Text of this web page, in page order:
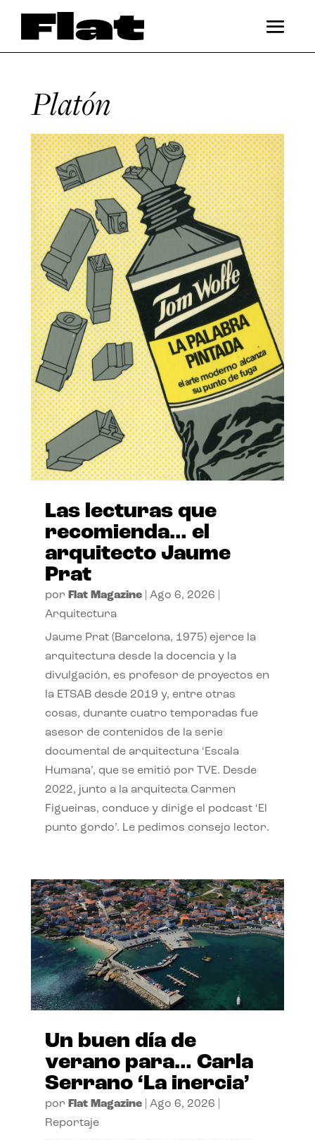
Platón
Las lecturas que
recomienda… el
arquitecto Jaume
Prat
por Flat Magazine| Ago 6, 2026
Arquitectura
Jaume Prat (Barcelona, 1975) ejerce la
arquitectura desde la docencia y la
divulgación, es profesor de proyectos en
la ETSAB desde 2019 y, entre otras
cosas, durante cuatro temporadas fue
asesor de contenidos de la serie
documental de arquitectura ‘Escala
Humana’, que se emitió por TVE. Desde
2022, junto a la arquitecta Carmen
Figueiras, conduce y dirige el podcast ‘El
punto gordo’. Le pedimos consejo lector.
Un buen día de
verano para… Carla
Serrano ‘La inercia’
por Flat Magazine| Ago 6, 2026
Reportaje